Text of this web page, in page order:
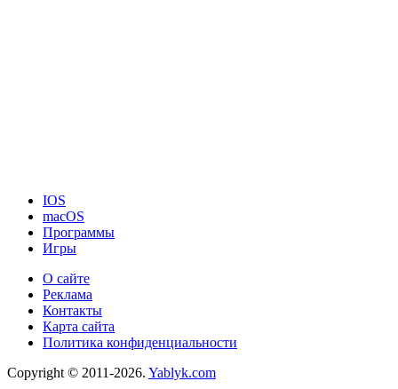
IOS
macOS
Программы
Игры
О сайте
Реклама
Контакты
Карта сайта
Политика конфиденциальности
Copyright © 2011-2026. Yablyk.сom